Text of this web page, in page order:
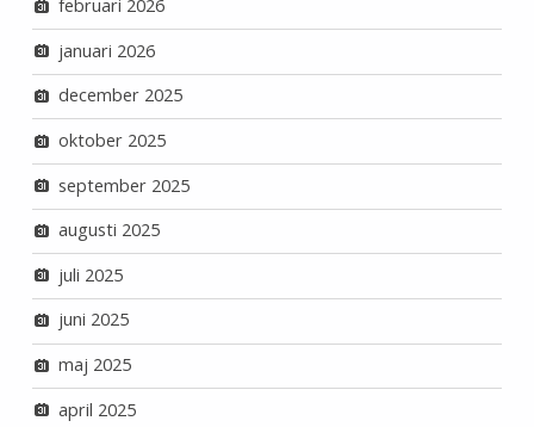
februari 2026
januari 2026
december 2025
oktober 2025
september 2025
augusti 2025
juli 2025
juni 2025
maj 2025
april 2025